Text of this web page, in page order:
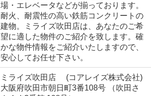
場・エレベータなどが揃っております。
耐火、耐震性の高い鉄筋コンクリートの
建物。ミライズ吹田店は、あなたのご希
望に適した物件のご紹介を致します。確
かな物件情報をご紹介いたしますので、
安心してお任せ下さい。
ミライズ吹田店 (コアレイズ株式会社)
大阪府吹田市朝日町3番108号 （吹田さ